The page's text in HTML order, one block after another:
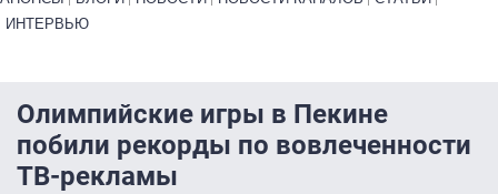
ИНТЕРВЬЮ
Олимпийские игры в Пекине
побили рекорды по вовлеченности
ТВ-рекламы